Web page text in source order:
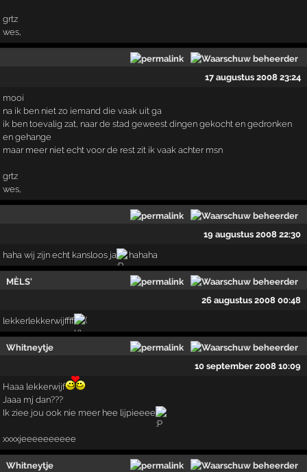
grtz
wes,
17 augustus 2008 23:24
mooi
na ik ben niet zo iemand die vaak uit ga
ik ben toevalig zat, naar de stad geweest dingen gekocht en gedronken
en gehange
maar meer niet echt voor de rest zit ik vaak achter msn
grtz
wes,
19 augustus 2008 22:30
haha wij zijn echt kansloos ja hahaha
MÈLS'
26 augustus 2008 00:48
lekkerlekkerwijffff
Whitneytje
10 september 2008 10:09
Haaa lekkerwijf
Jaaa mj dan???
Ik ziee jou ook nie meer hee lijpieeee
xxxxjeeeeeeeeee
Whitneytje